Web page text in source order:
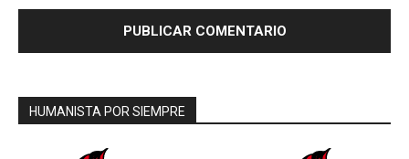
HUMANISTA POR SIEMPRE